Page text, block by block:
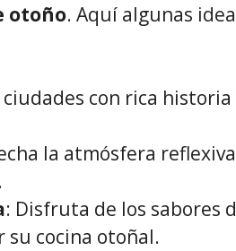
otoño. Aquí algunas
ciudades con rica
la atmósfera
: Disfruta de los sabores
su cocina otoñal.